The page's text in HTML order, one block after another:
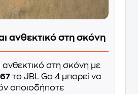
ανθεκτικό στη σκόνη
στη σκόνη με
το JBL Go 4 μπορεί να
οποιοδήποτε